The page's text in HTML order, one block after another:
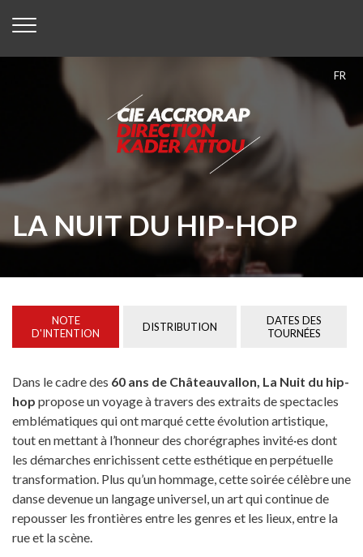
FR
LA NUIT DU HIP-HOP
NOTE
D'INTENTION
DISTRIBUTION
DATES DES
TOURNÉES
Dans le cadre des 60 ans de Châteauvallon, La Nuit du hip-
hop propose un voyage à travers des extraits de spectacles
emblématiques qui ont marqué cette évolution artistique,
tout en mettant à l’honneur des chorégraphes invité·es dont
les démarches enrichissent cette esthétique en perpétuelle
transformation. Plus qu’un hommage, cette soirée célèbre une
danse devenue un langage universel, un art qui continue de
repousser les frontières entre les genres et les lieux, entre la
rue et la scène.